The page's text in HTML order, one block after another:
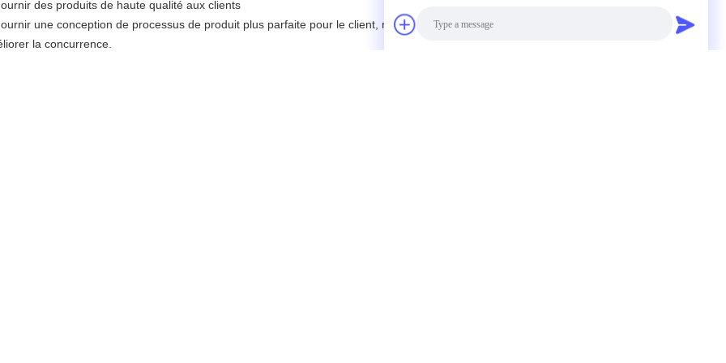
des produits de haute qualité aux clients
une conception de processus de produit plus parfaite pour le client, rendre le produit plus beau et
la concurrence.